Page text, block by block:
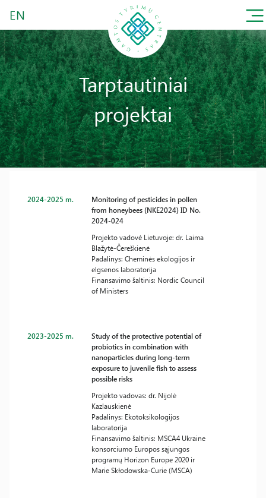
EN
Tarptautiniai
projektai
2024-2025 m.
Monitoring of pesticides in pollen
from honeybees (NKE2024) ID No.
2024-024
Projekto vadovė Lietuvoje: dr. Laima
Blažytė-Čereškienė
Padalinys: Cheminės ekologijos ir
elgsenos laboratorija
Finansavimo šaltinis: Nordic Council
of Ministers
2023-2025 m.
Study of the protective potential of
probiotics in combination with
nanoparticles during long-term
exposure to juvenile fish to assess
possible risks
Projekto vadovas: dr. Nijolė
Kazlauskienė
Padalinys: Ekotoksikologijos
laboratorija
Finansavimo šaltinis: MSCA4 Ukraine
konsorciumo Europos sąjungos
programų Horizon Europe 2020 ir
Marie Skłodowska-Curie (MSCA)